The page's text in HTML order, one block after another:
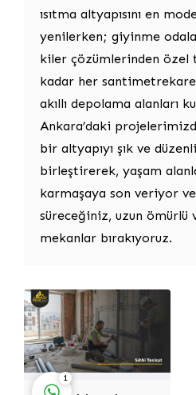
ısıtma altyapısını en
yenilerken; giyinme
kiler çözümlerinden özel
kadar her
akıllı depolama alanları
Ankara’daki
bir altyapıyı şık ve
birleştirerek, yaşam
karmaşaya son veriyor
süreceğiniz, uzun ömürlü
mekanlar bırakıyoruz.
Cevap Yaz
1